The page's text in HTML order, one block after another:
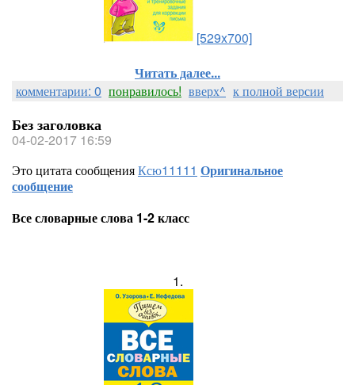
[529x700]
Читать далее...
комментарии: 0 понравилось! вверх^ к полной версии
Без заголовка
04-02-2017 16:59
Это цитата сообщенияКсю11111 Оригинальное
сообщение
Все словарные слова 1-2 класс
1.